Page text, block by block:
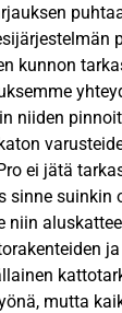
kunnon
niiden
ei jätä
sinne suinkin
niin
mutta